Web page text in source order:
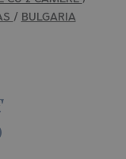
/ BULGARIA